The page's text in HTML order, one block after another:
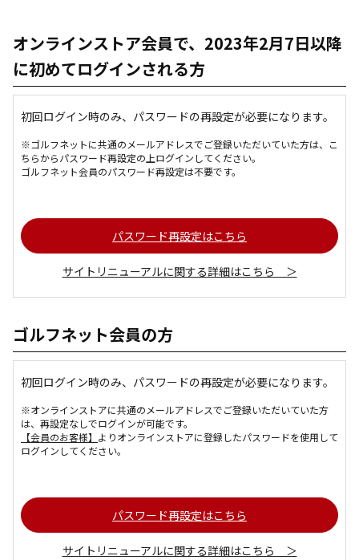
オンラインストア会員で、2023年2月7日以降
に初めてログインされる方
初回ログイン時のみ、パスワードの再設定が必要になります。
※ゴルフネットに共通のメールアドレスでご登録いただいていた方は、こ
ちらからパスワード再設定の上ログインしてください。
ゴルフネット会員のパスワード再設定は不要です。
パスワード再設定はこちら
サイトリニューアルに関する詳細はこちら ＞
ゴルフネット会員の方
初回ログイン時のみ、パスワードの再設定が必要になります。
※オンラインストアに共通のメールアドレスでご登録いただいていた方
は、再設定なしでログインが可能です。
【会員のお客様】 よりオンラインストアに登録したパスワードを使用して
ログインしてください。
パスワード再設定はこちら
サイトリニューアルに関する詳細はこちら ＞